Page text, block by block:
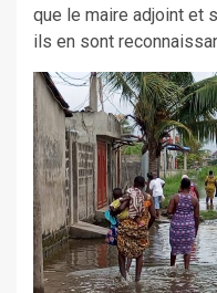
que le maire adjoint et
ils en sont